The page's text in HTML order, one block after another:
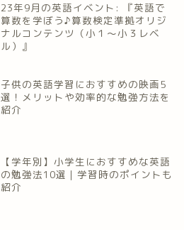
23年9月の英語イベント: 『英語で
算数を学ぼう♪算数検定準拠オリジ
ナルコンテンツ（小１～小３レベ
ル）』
子供の英語学習におすすめの映画5
選！メリットや効率的な勉強方法を
紹介
【学年別】小学生におすすめな英語
の勉強法10選｜学習時のポイントも
紹介